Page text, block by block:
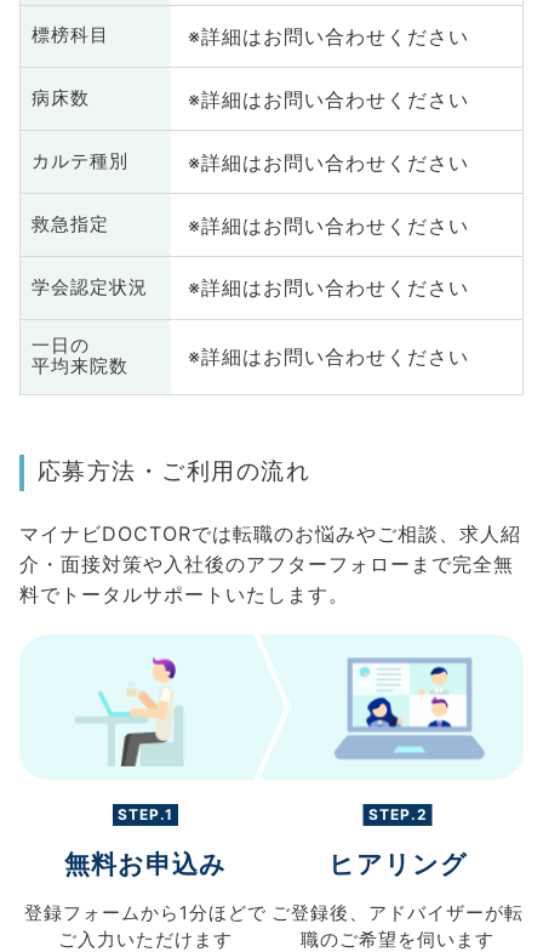
標榜科目 ※詳細はお問い合わせください
病床数 ※詳細はお問い合わせください
カルテ種別 ※詳細はお問い合わせください
救急指定 ※詳細はお問い合わせください
学会認定状況 ※詳細はお問い合わせください
一日の
平均来院数
※詳細はお問い合わせください
応募方法・ご利用の流れ
マイナビDOCTORでは転職のお悩みやご相談、求人紹
介・面接対策や入社後のアフターフォローまで完全無
料でトータルサポートいたします。
STEP.1
無料お申込み
登録フォームから 1分ほどで
ご入力 いただけます
STEP.2
ヒアリング
ご登録後、 アドバイザーが転
職のご希望を伺います